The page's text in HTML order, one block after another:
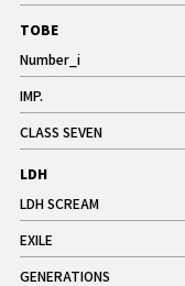
記事
TOBE
Number_i
記事
IMP.
記事
CLASS SEVEN
記事
LDH
LDH SCREAM
記事
EXILE
記事
GENERATIONS